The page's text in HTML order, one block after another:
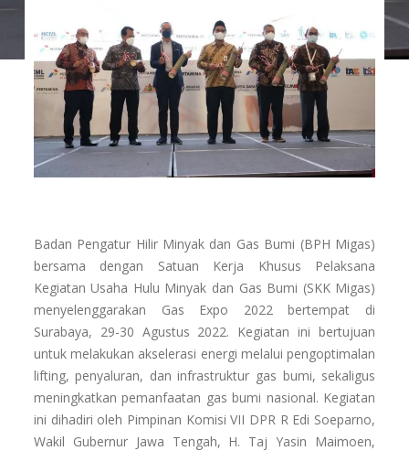
Badan Pengatur Hilir Minyak dan Gas Bumi (BPH Migas)
bersama dengan Satuan Kerja Khusus Pelaksana
Kegiatan Usaha Hulu Minyak dan Gas Bumi (SKK Migas)
menyelenggarakan Gas Expo 2022 bertempat di
Surabaya, 29-30 Agustus 2022. Kegiatan ini bertujuan
untuk melakukan akselerasi energi melalui pengoptimalan
lifting, penyaluran, dan infrastruktur gas bumi, sekaligus
meningkatkan pemanfaatan gas bumi nasional. Kegiatan
ini dihadiri oleh Pimpinan Komisi VII DPR R Edi Soeparno,
Wakil Gubernur Jawa Tengah, H. Taj Yasin Maimoen,